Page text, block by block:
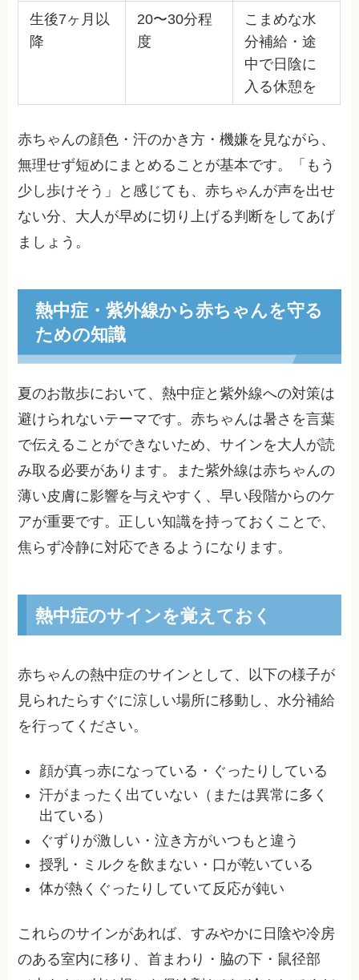
生後7ヶ月以
降
20〜30分程
度
こまめな水
分補給・途
中で日陰に
入る休憩を
赤ちゃんの顔色・汗のかき方・機嫌を見ながら、
無理せず短めにまとめることが基本です。「もう
少し歩けそう」と感じても、赤ちゃんが声を出せ
ない分、大人が早めに切り上げる判断をしてあげ
ましょう。
熱中症・紫外線から赤ちゃんを守る
ための知識
夏のお散歩において、熱中症と紫外線への対策は
避けられないテーマです。赤ちゃんは暑さを言葉
で伝えることができないため、サインを大人が読
み取る必要があります。また紫外線は赤ちゃんの
薄い皮膚に影響を与えやすく、早い段階からのケ
アが重要です。正しい知識を持っておくことで、
焦らず冷静に対応できるようになります。
熱中症のサインを覚えておく
赤ちゃんの熱中症のサインとして、以下の様子が
見られたらすぐに涼しい場所に移動し、水分補給
を行ってください。
顔が真っ赤になっている・ぐったりしている
汗がまったく出ていない（または異常に多く
出ている）
ぐずりが激しい・泣き方がいつもと違う
授乳・ミルクを飲まない・口が乾いている
体が熱くぐったりしていて反応が鈍い
これらのサインがあれば、すみやかに日陰や冷房
のある室内に移り、首まわり・脇の下・鼠径部